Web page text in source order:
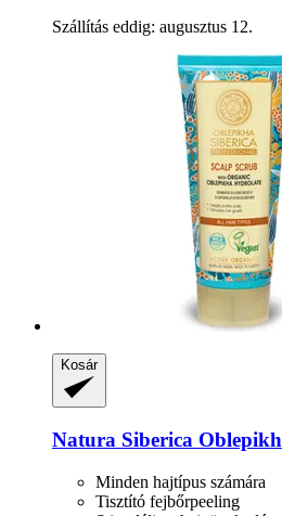
Szállítás eddig: augusztus 12.
Kosár
Natura Siberica
Minden hajtípus számára
Tisztító fejbőrpeeling